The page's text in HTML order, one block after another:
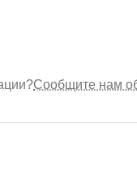
Сообщите нам